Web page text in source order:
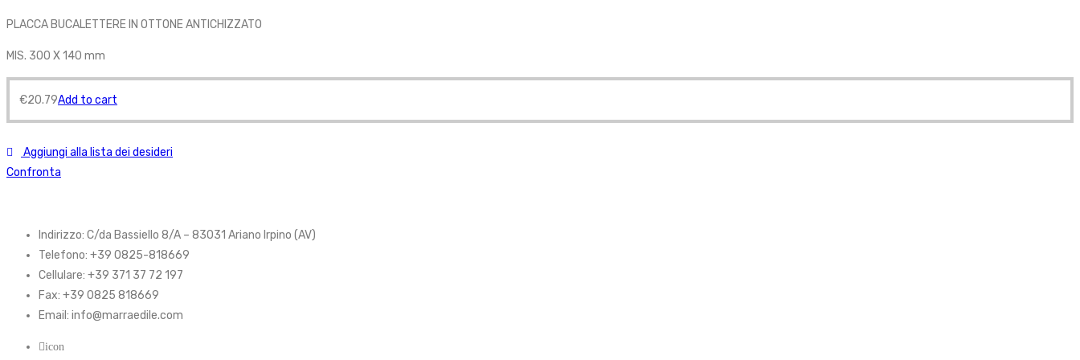
PLACCA BUCALETTERE IN OTTONE ANTICHIZZATO
MIS. 300 X 140 mm
€20.79Add to cart
Aggiungi alla lista dei desideri
Confronta
Indirizzo: C/da Bassiello 8/A – 83031 Ariano Irpino (AV)
Telefono: +39 0825-818669
Cellulare: +39 371 37 72 197
Fax: +39 0825 818669
Email: info@marraedile.com
icon